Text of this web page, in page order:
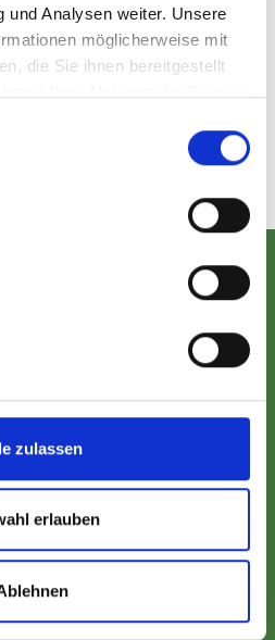
und Analysen weiter. Unsere
möglicherweise mit
die Sie ihnen bereitgestellt
zulassen
erlauben
Ostbevern